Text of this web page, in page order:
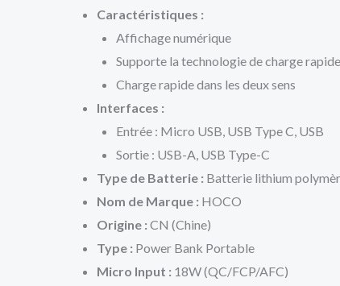
Caractéristiques :
Affichage numérique
Supporte la technologie de charge rapide
Charge rapide dans les deux sens
Interfaces :
Entrée : Micro USB, USB Type C, USB
Sortie : USB-A, USB Type-C
Type de Batterie : Batterie lithium
Nom de Marque : HOCO
Origine : CN (Chine)
Type : Power Bank Portable
Micro Input : 18W (QC/FCP/AFC)